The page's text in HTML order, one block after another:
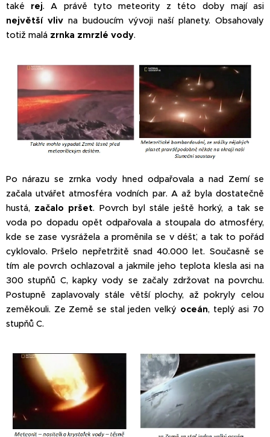
také rej. A právě tyto meteority z této doby mají asi
největší vliv na budoucím vývoji naší planety. Obsahovaly
totiž malá zrnka zmrzlé vody.
Po nárazu se zrnka vody hned odpařovala a nad Zemí se
začala utvářet atmosféra vodních par. A až byla dostatečně
hustá, začalo pršet. Povrch byl stále ještě horký, a tak se
voda po dopadu opět odpařovala a stoupala do atmosféry,
kde se zase vysrážela a proměnila se v déšť, a tak to pořád
cyklovalo. Pršelo nepřetržitě snad 40.000 let. Současně se
tím ale povrch ochlazoval a jakmile jeho teplota klesla asi na
300 stupňů C, kapky vody se začaly zdržovat na povrchu.
Postupně zaplavovaly stále větší plochy, až pokryly celou
zeměkouli. Ze Země se stal jeden velký oceán, teplý asi 70
stupňů C.